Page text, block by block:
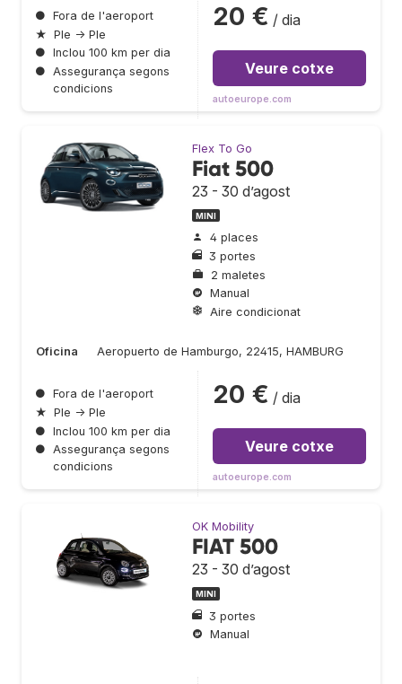
● Fora de l'aeroport
★ Ple → Ple
● Inclou 100 km per dia
● Assegurança segons
condicions
20 € / dia
Veure cotxe
autoeurope.com
Flex To Go
Fiat 500
23 - 30 d’agost
MINI
4 places
3 portes
2 maletes
Manual
Aire condicionat
Oficina Aeropuerto de Hamburgo, 22415, HAMBURG
● Fora de l'aeroport
★ Ple → Ple
● Inclou 100 km per dia
● Assegurança segons
condicions
20 € / dia
Veure cotxe
autoeurope.com
OK Mobility
FIAT 500
23 - 30 d’agost
MINI
3 portes
Manual